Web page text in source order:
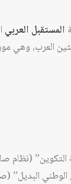
المستقبل العربي
العرب، وهي
التكوين” (نظام
الوطني البديل”